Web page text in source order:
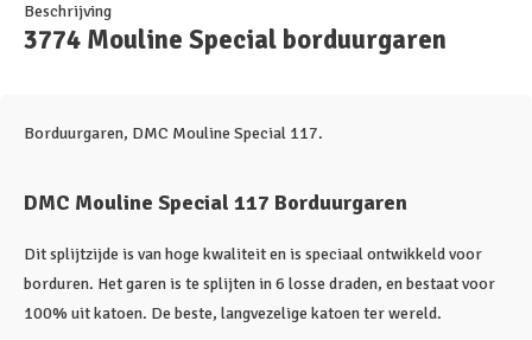
Beschrijving
3774 Mouline Special borduurgaren
Borduurgaren, DMC Mouline Special 117.
DMC Mouline Special 117 Borduurgaren
Dit splijtzijde is van hoge kwaliteit en is speciaal ontwikkeld voor
borduren. Het garen is te splijten in 6 losse draden, en bestaat voor
100% uit katoen. De beste, langvezelige katoen ter wereld.